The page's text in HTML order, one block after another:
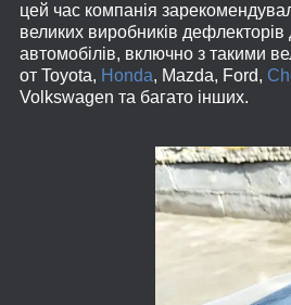
цей час компанія
великих виробників
автомобілів, включно з такими
от Toyota, Honda, Mazda, Ford,
Volkswagen та багато інших.